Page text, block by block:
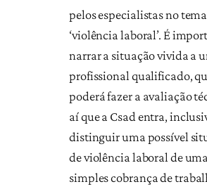
pelos especialistas no
‘violência laboral’. É
narrar a situação vivida a
profissional qualificado,
poderá fazer a avaliação
aí que a Csad entra,
distinguir uma possível
de violência laboral de uma
simples cobrança de